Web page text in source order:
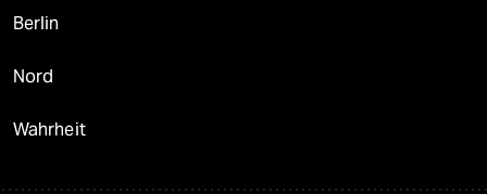
Berlin
Nord
Wahrheit